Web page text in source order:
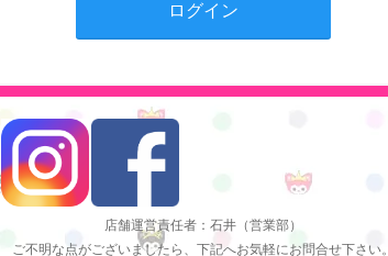
店舗運営責任者：石井（営業部）
ご不明な点がございましたら、下記へお気軽にお問合せ下さい。